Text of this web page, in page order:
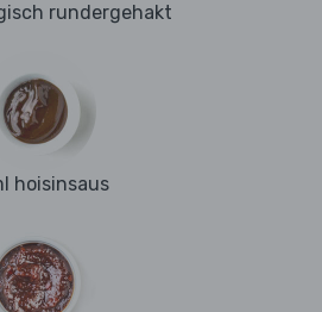
rundergehakt
hoisinsaus